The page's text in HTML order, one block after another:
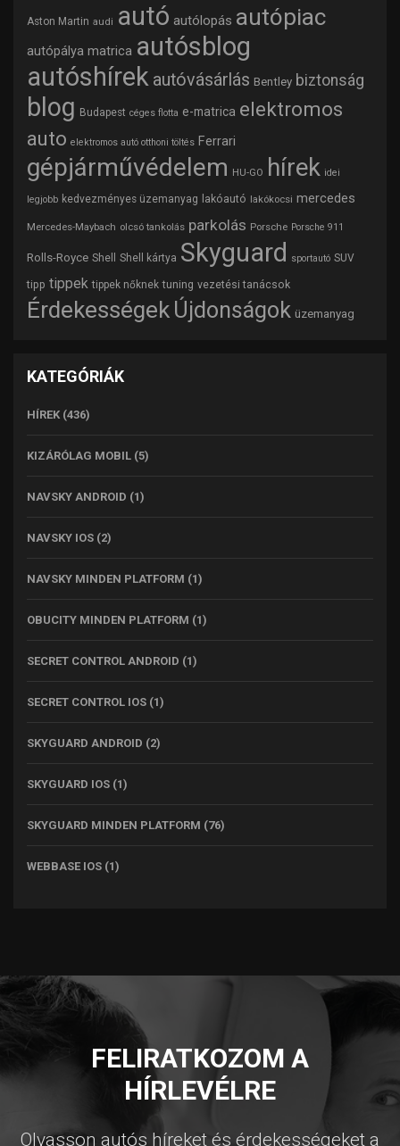
Aston Martin audi autó autólopás autópiac
autópálya matrica autósblog
autóshírek autóvásárlás Bentley biztonság
blog Budapest céges flotta e-matrica elektromos
auto elektromos autó otthoni töltés Ferrari
gépjárművédelem HU-GO hírek idei
legjobb kedvezményes üzemanyag lakóautó lakókocsi mercedes
Mercedes-Maybach olcsó tankolás parkolás Porsche Porsche 911
Rolls-Royce Shell Shell kártya Skyguard sportautó SUV
tipp tippek tippek nőknek tuning vezetési tanácsok
Érdekességek Újdonságok üzemanyag
KATEGÓRIÁK
HÍREK (436)
KIZÁRÓLAG MOBIL (5)
NAVSKY ANDROID (1)
NAVSKY IOS (2)
NAVSKY MINDEN PLATFORM (1)
OBUCITY MINDEN PLATFORM (1)
SECRET CONTROL ANDROID (1)
SECRET CONTROL IOS (1)
SKYGUARD ANDROID (2)
SKYGUARD IOS (1)
SKYGUARD MINDEN PLATFORM (76)
WEBBASE IOS (1)
FELIRATKOZOM A
HÍRLEVÉLRE
Olvasson autós híreket és érdekességeket a